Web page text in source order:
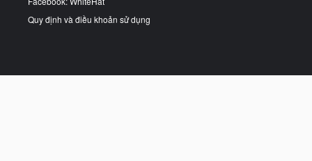
Quy định và điều khoản sử dụng